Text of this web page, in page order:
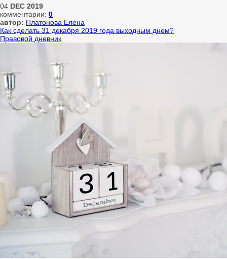
04 DEC 2019
комментарии: 0
автор: Платонова Елена
Как сделать 31 декабря 2019 года выходным днем?
Правовой дневник